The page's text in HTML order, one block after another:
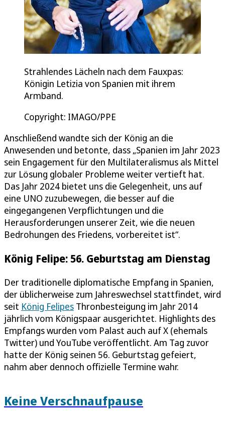
Strahlendes Lächeln nach dem Fauxpas:
Königin Letizia von Spanien mit ihrem
Armband.
Copyright: IMAGO/PPE
Anschließend wandte sich der König an die
Anwesenden und betonte, dass „Spanien im Jahr 2023
sein Engagement für den Multilateralismus als Mittel
zur Lösung globaler Probleme weiter vertieft hat.
Das Jahr 2024 bietet uns die Gelegenheit, uns auf
eine UNO zuzubewegen, die besser auf die
eingegangenen Verpflichtungen und die
Herausforderungen unserer Zeit, wie die neuen
Bedrohungen des Friedens, vorbereitet ist“.
König Felipe: 56. Geburtstag am Dienstag
Der traditionelle diplomatische Empfang in Spanien,
der üblicherweise zum Jahreswechsel stattfindet, wird
seit König Felipes Thronbesteigung im Jahr 2014
jährlich vom Königspaar ausgerichtet. Highlights des
Empfangs wurden vom Palast auch auf X (ehemals
Twitter) und YouTube veröffentlicht. Am Tag zuvor
hatte der König seinen 56. Geburtstag gefeiert,
nahm aber dennoch offizielle Termine wahr.
Keine Verschnaufpause